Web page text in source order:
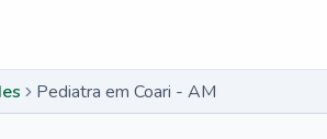
Pediatra em Coari - AM